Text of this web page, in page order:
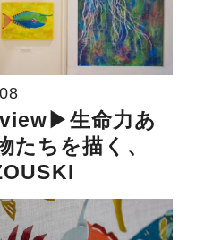
生命力あ
たちを描く、